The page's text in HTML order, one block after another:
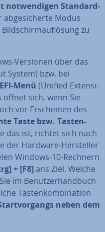
not­wen­di­gen Stan­dard­
ab­ge­si­cher­te Modus
zu
Versionen über das
System) bzw. bei
Menü (Unified Ex­ten­si­
öffnet sich, wenn Sie
vor Er­schei­nen des
Taste bzw. Tas­ten­
das ist, richtet sich nach
der Hardware-Her­stel­ler
Windows-10-Rechnern
+ [F8] ans Ziel. Welche
im Be­nut­zer­hand­buch
Tas­ten­kom­bi­na­ti­on
neben dem